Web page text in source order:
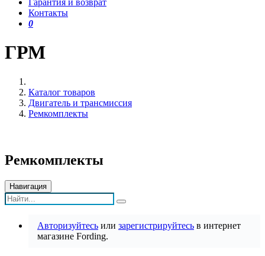
Гарантия и возврат
Контакты
0
ГРМ
Каталог товаров
Двигатель и трансмиссия
Ремкомплекты
Ремкомплекты
Навигация
Авторизуйтесь или зарегистрируйтесь в интернет
магазине Fording.